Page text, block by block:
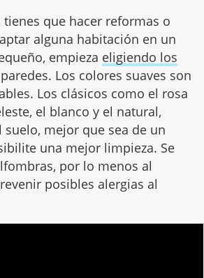
tienes que hacer reformas o
alguna habitación en un
empieza eligiendo los
Los colores suaves son
Los clásicos como el rosa
el blanco y el natural,
suelo, mejor que sea de un
una mejor limpieza. Se
por lo menos al
posibles alergias al